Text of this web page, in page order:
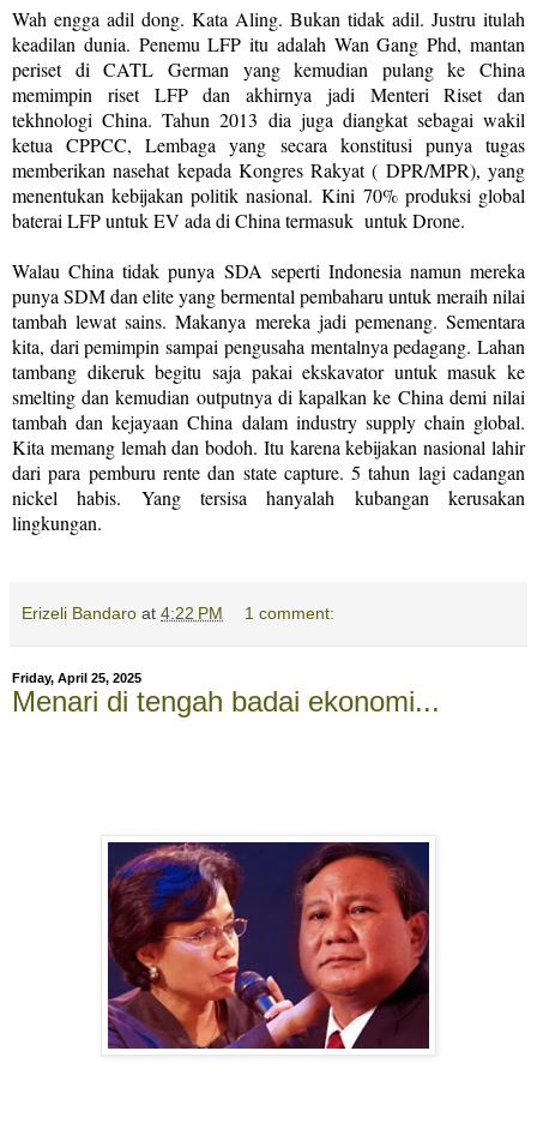
Wah engga adil dong. Kata Aling. Bukan tidak adil. Justru itulah
keadilan dunia. Penemu LFP itu adalah Wan Gang Phd, mantan
periset di CATL German yang kemudian pulang ke China
memimpin riset LFP dan akhirnya jadi Menteri Riset dan
tekhnologi China. Tahun 2013 dia juga diangkat sebagai wakil
ketua CPPCC, Lembaga yang secara konstitusi punya tugas
memberikan nasehat kepada Kongres Rakyat ( DPR/MPR), yang
menentukan kebijakan politik nasional. Kini 70% produksi global
baterai LFP untuk EV ada di China termasuk untuk Drone.
Walau China tidak punya SDA seperti Indonesia namun mereka
punya SDM dan elite yang bermental pembaharu untuk meraih nilai
tambah lewat sains. Makanya mereka jadi pemenang. Sementara
kita, dari pemimpin sampai pengusaha mentalnya pedagang. Lahan
tambang dikeruk begitu saja pakai ekskavator untuk masuk ke
smelting dan kemudian outputnya di kapalkan ke China demi nilai
tambah dan kejayaan China dalam industry supply chain global.
Kita memang lemah dan bodoh. Itu karena kebijakan nasional lahir
dari para pemburu rente dan state capture. 5 tahun lagi cadangan
nickel habis. Yang tersisa hanyalah kubangan kerusakan
lingkungan.
Erizeli Bandaro at 4:22 PM 1 comment:
Friday, April 25, 2025
Menari di tengah badai ekonomi...